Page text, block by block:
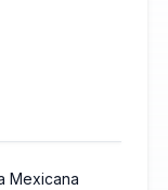
Mexicana